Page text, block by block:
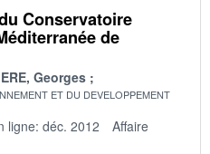
Conservatoire
de
Georges
ET DU DEVELOPPEMENT
ligne: déc. 2012
Affaire